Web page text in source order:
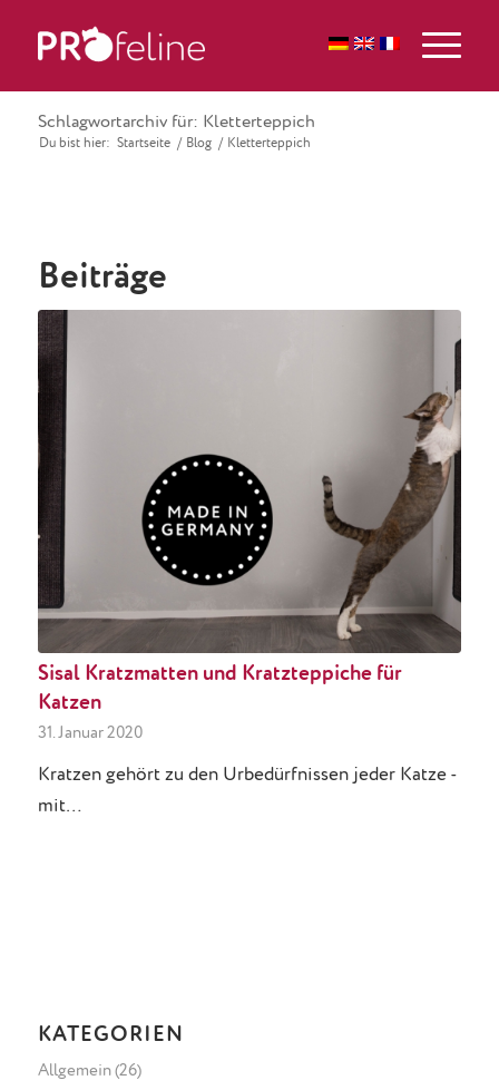
Schlagwortarchiv für: Kletterteppich
Du bist hier: Startseite / Blog / Kletterteppich
Beiträge
Sisal Kratzmatten und Kratzteppiche für
Katzen
31. Januar 2020
Kratzen gehört zu den Urbedürfnissen jeder Katze -
mit…
KATEGORIEN
Allgemein(26)